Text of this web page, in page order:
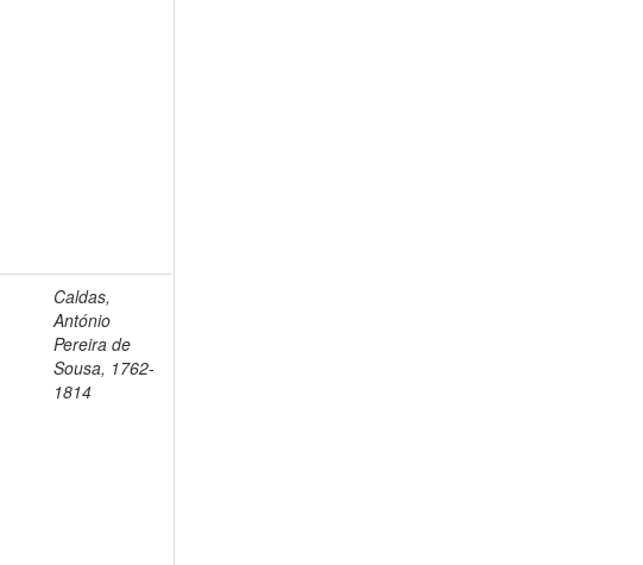
Caldas,
António
Pereira de
Sousa, 1762-
1814